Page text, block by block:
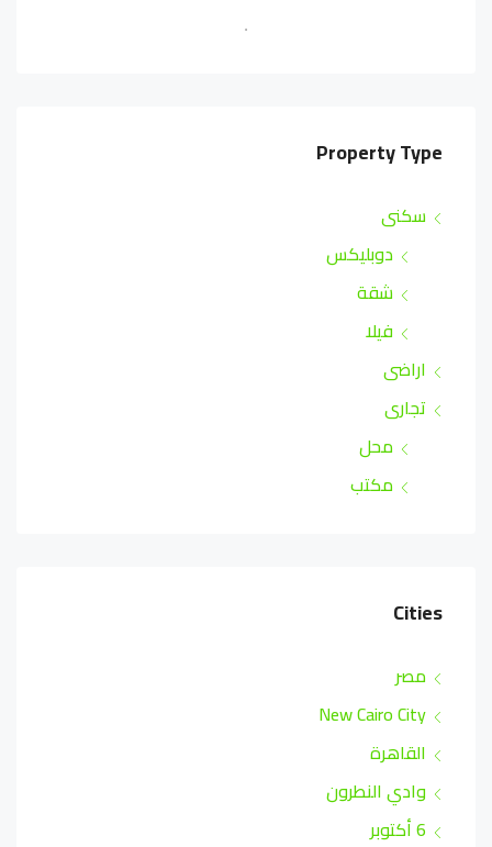
Property Type
سكنى
دوبليكس
شقة
فيلا
اراضى
تجارى
محل
مكتب
Cities
مصر
New Cairo City
القاهرة
وادي النطرون
6 أكتوبر